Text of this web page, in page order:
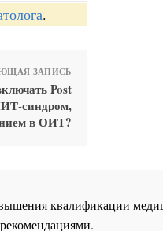
.
ЗАПИСЬ
Post
синдром,
в ОИТ?
квалификации